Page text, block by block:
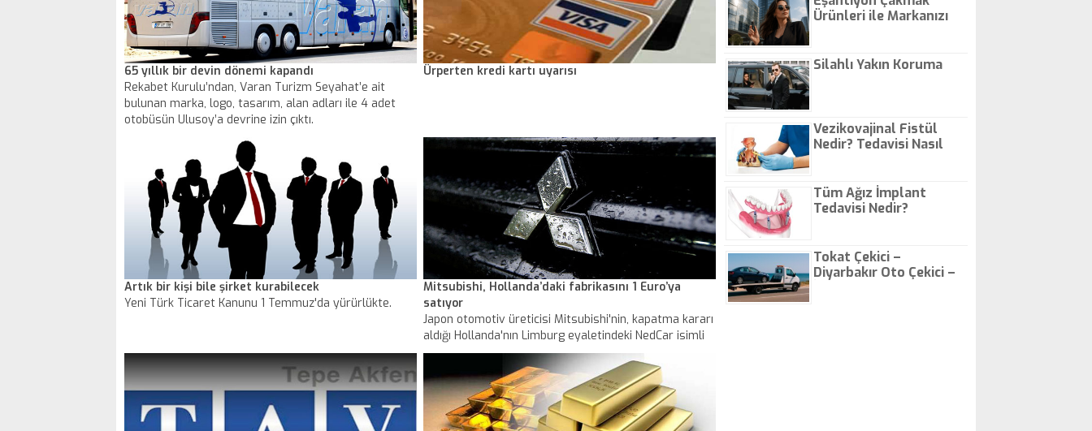
65 yıllık bir devin dönemi kapandı
Rekabet Kurulu’ndan, Varan Turizm Seyahat’e ait
bulunan marka, logo, tasarım, alan adları ile 4 adet
otobüsün Ulusoy’a devrine izin çıktı.
Ürperten kredi kartı uyarısı
Artık bir kişi bile şirket kurabilecek
Yeni Türk Ticaret Kanunu 1 Temmuz'da yürürlükte.
Mitsubishi, Hollanda’daki fabrikasını 1 Euro’ya
satıyor
Japon otomotiv üreticisi Mitsubishi'nin, kapatma kararı
aldığı Hollanda'nın Limburg eyaletindeki NedCar isimli
fabrikasını 1 Euro sembolik değerle satmak istediği
Ürünleri ile Markanızı
Silahlı Yakın Koruma
Vezikovajinal Fistül
Nedir? Tedavisi Nasıl
Tüm Ağız İmplant
Tedavisi Nedir?
Tokat Çekici –
Diyarbakır Oto Çekici –